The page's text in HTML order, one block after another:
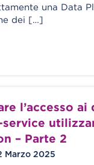
una Data
dei […]
l’accesso
– Parte 2
Marzo 2025